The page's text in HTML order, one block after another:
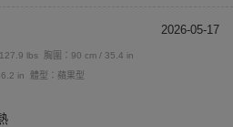
2026-05-17
lbs
胸圍：90 cm / 35.4 in
in
體型：蘋果型